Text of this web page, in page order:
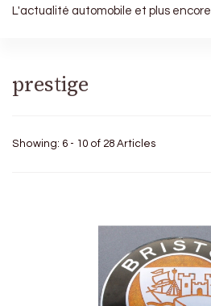
L'actualité automobile et plus encore
prestige
Showing: 6 - 10 of 28 Articles